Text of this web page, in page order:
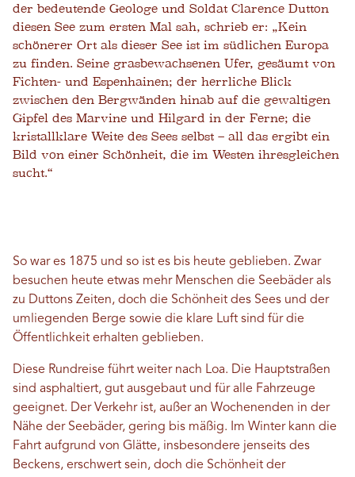
der bedeutende Geologe und Soldat Clarence Dutton
diesen See zum ersten Mal sah, schrieb er: „Kein
schönerer Ort als dieser See ist im südlichen Europa
zu finden. Seine grasbewachsenen Ufer, gesäumt von
Fichten- und Espenhainen; der herrliche Blick
zwischen den Bergwänden hinab auf die gewaltigen
Gipfel des Marvine und Hilgard in der Ferne; die
kristallklare Weite des Sees selbst – all das ergibt ein
Bild von einer Schönheit, die im Westen ihresgleichen
sucht.“
So war es 1875 und so ist es bis heute geblieben. Zwar
besuchen heute etwas mehr Menschen die Seebäder als
zu Duttons Zeiten, doch die Schönheit des Sees und der
umliegenden Berge sowie die klare Luft sind für die
Öffentlichkeit erhalten geblieben.
Diese Rundreise führt weiter nach Loa. Die Hauptstraßen
sind asphaltiert, gut ausgebaut und für alle Fahrzeuge
geeignet. Der Verkehr ist, außer an Wochenenden in der
Nähe der Seebäder, gering bis mäßig. Im Winter kann die
Fahrt aufgrund von Glätte, insbesondere jenseits des
Beckens, erschwert sein, doch die Schönheit der